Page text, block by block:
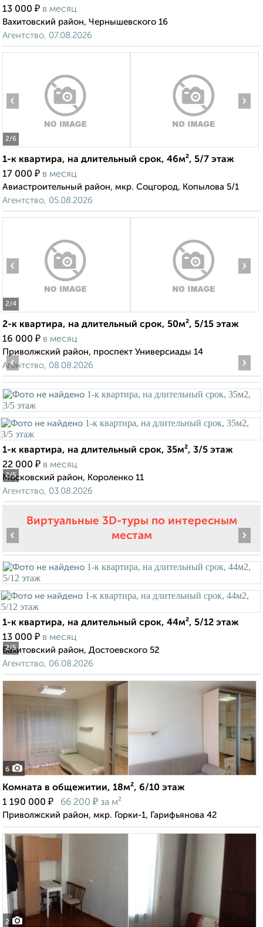
13 000 ₽ в месяц
Вахитовский район, Чернышевского 16
Агентство, 07.08.2026
2/6
‹ ›
1-к квартира, на длительный срок, 46м², 5/7 этаж
17 000 ₽ в месяц
Авиастроительный район, мкр. Соцгород, Копылова 5/1
Агентство, 05.08.2026
2/4
‹ ›
2-к квартира, на длительный срок, 50м², 5/15 этаж
16 000 ₽ в месяц
Приволжский район, проспект Универсиады 14
Агентство, 08.08.2026
2/5
‹ ›
1-к квартира, на длительный срок, 35м², 3/5 этаж
22 000 ₽ в месяц
Московский район, Короленко 11
Агентство, 03.08.2026
Виртуальные 3D-туры по интересным
местам
2/5
‹ ›
1-к квартира, на длительный срок, 44м², 5/12 этаж
13 000 ₽ в месяц
Вахитовский район, Достоевского 52
Агентство, 06.08.2026
6
Комната в общежитии, 18м², 6/10 этаж
1 190 000 ₽ 66 200 ₽ за м²
Приволжский район, мкр. Горки-1, Гарифьянова 42
2